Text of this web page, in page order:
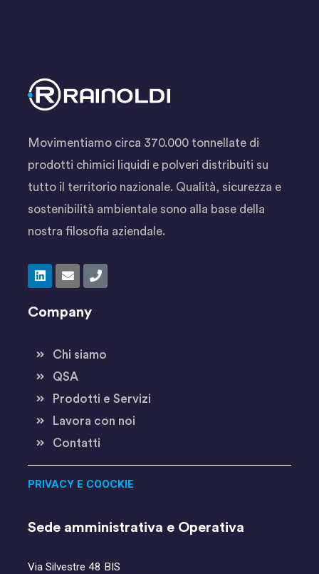
Movimentiamo circa 370.000 tonnellate di
prodotti chimici liquidi e polveri distribuiti su
tutto il territorio nazionale. Qualità, sicurezza e
sostenibilità ambientale sono alla base della
nostra filosofia aziendale.
Company
Chi siamo
QSA
Prodotti e Servizi
Lavora con noi
Contatti
PRIVACY E COOCKIE
Sede amministrativa e Operativa
Via Silvestre 48 BIS